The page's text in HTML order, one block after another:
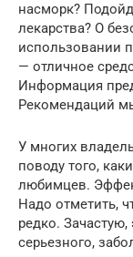
насморк?
лекарства? О
использовании
— отличное
Информация
Рекомендаций
У многих
поводу того,
любимцев.
Надо отметить,
редко. Зачастую,
серьезного,